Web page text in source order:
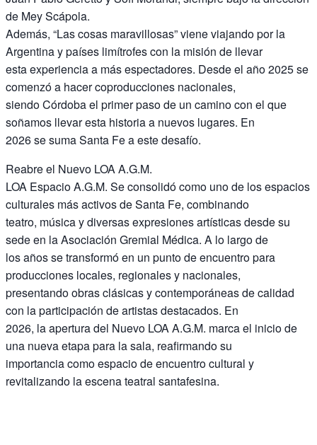
de Mey Scápola.
Además, “Las cosas maravillosas” viene viajando por la
Argentina y países limítrofes con la misión de llevar
esta experiencia a más espectadores. Desde el año 2025 se
comenzó a hacer coproducciones nacionales,
siendo Córdoba el primer paso de un camino con el que
soñamos llevar esta historia a nuevos lugares. En
2026 se suma Santa Fe a este desafío.
Reabre el Nuevo LOA A.G.M.
LOA Espacio A.G.M. Se consolidó como uno de los espacios
culturales más activos de Santa Fe, combinando
teatro, música y diversas expresiones artísticas desde su
sede en la Asociación Gremial Médica. A lo largo de
los años se transformó en un punto de encuentro para
producciones locales, regionales y nacionales,
presentando obras clásicas y contemporáneas de calidad
con la participación de artistas destacados. En
2026, la apertura del Nuevo LOA A.G.M. marca el inicio de
una nueva etapa para la sala, reafirmando su
importancia como espacio de encuentro cultural y
revitalizando la escena teatral santafesina.